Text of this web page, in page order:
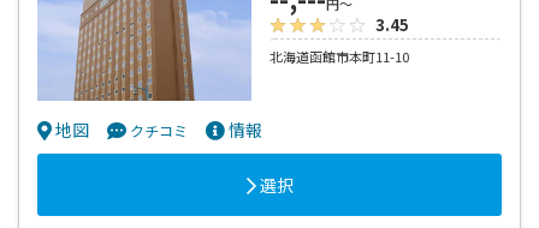
3.45
北海道函館市本町11-10
地図 クチコミ 情報
選択